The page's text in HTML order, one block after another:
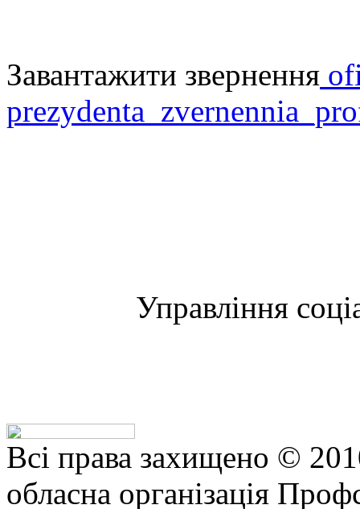
Завантажити звернення
Управління
Всі права захищено ©
обласна організація